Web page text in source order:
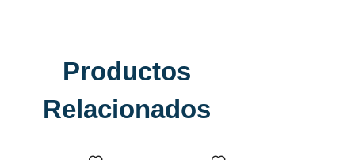
Productos
Relacionados